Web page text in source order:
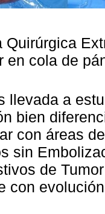
Quirúrgica
en cola de
llevada a
bien
con áreas
sin
de
con